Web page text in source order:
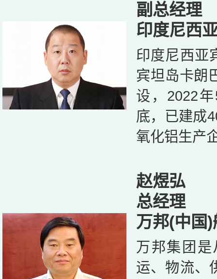
副总经理
印度尼西
印度尼西亚
宾坦岛卡朗
设，2022
底，已建成
氧化铝生产
赵煜弘
总经理
万邦(中国
万邦集团
运、物流、